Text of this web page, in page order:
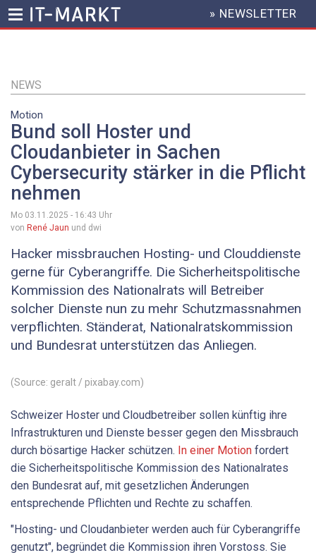
Inhalt
HEADER
MENU
» NEWSLETTER
NEWS
Motion
Bund soll Hoster und
Cloudanbieter in Sachen
Cybersecurity stärker in die Pflicht
nehmen
Mo 03.11.2025 - 16:43 Uhr
von René Jaun und dwi
Hacker missbrauchen Hosting- und Clouddienste
gerne für Cyberangriffe. Die Sicherheitspolitische
Kommission des Nationalrats will Betreiber
solcher Dienste nun zu mehr Schutzmassnahmen
verpflichten. Ständerat, Nationalratskommission
und Bundesrat unterstützen das Anliegen.
(Source: geralt / pixabay.com)
Schweizer Hoster und Cloudbetreiber sollen künftig ihre
Infrastrukturen und Dienste besser gegen den Missbrauch
durch bösartige Hacker schützen. In einer Motion fordert
die Sicherheitspolitische Kommission des Nationalrates
den Bundesrat auf, mit gesetzlichen Änderungen
entsprechende Pflichten und Rechte zu schaffen.
"Hosting- und Cloudanbieter werden auch für Cyberangriffe
genutzt", begründet die Kommission ihren Vorstoss. Sie